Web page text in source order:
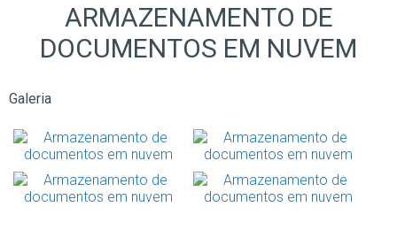
ARMAZENAMENTO DE
DOCUMENTOS EM NUVEM
Galeria